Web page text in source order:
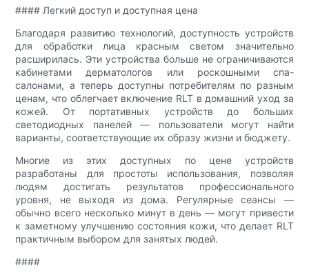
#### Легкий доступ и доступная цена
Благодаря развитию технологий, доступность устройств
для обработки лица красным светом значительно
расширилась. Эти устройства больше не ограничиваются
кабинетами дерматологов или роскошными спа-
салонами, а теперь доступны потребителям по разным
ценам, что облегчает включение RLT в домашний уход за
кожей. От портативных устройств до больших
светодиодных панелей — пользователи могут найти
варианты, соответствующие их образу жизни и бюджету.
Многие из этих доступных по цене устройств
разработаны для простоты использования, позволяя
людям достигать результатов профессионального
уровня, не выходя из дома. Регулярные сеансы —
обычно всего несколько минут в день — могут привести
к заметному улучшению состояния кожи, что делает RLT
практичным выбором для занятых людей.
####